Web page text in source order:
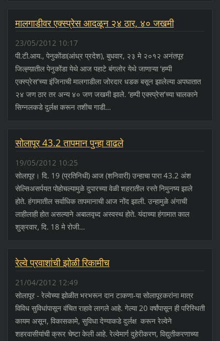
मालगाडीवर एक्स्प्रेस आदळून २४ ठार, ४० जखमी
23/05/2012 10:17
पी.टी.आय., पेनुकोंडा(आंध्र प्रदेश), बुधवार, २३ मे २०१२ अनंतपूर
जिल्ह्य़ातील पेनुकोंडा येथे आज पहाटे बंगलोर येथे जाणाऱ्या ‘हम्पी
एक्स्प्रेस’च्या इंजिनाची मालगाडीला जोरदार धडक बसून झालेल्या अपघातात
२४ जण ठार तर अन्य ४० जण जखमी झाले. ‘हम्पी एक्स्प्रेस’च्या चालकाने
सिग्नलकडे दुर्लक्ष करून तशीच गाडी...
सोलापूर 43.2 तापमान पुन्हा वाढले
19/05/2012 10:25
सोलापूर। दि. 19 (प्रतिनिधी) आज (शनिवारी) उन्हाचा पारा 43.2 अंश
सेल्सिअसर्पयत पोहोचल्यामुळे दुपारच्या वेळी शहरातील रस्ते निमुनष्य झाले
होते. हंगामातील सर्वाधिक तापमानाची आज नोंद झाली. उन्हामुळे अंगाची
लाहीलाही होत असल्याने अबालवृध्द अस्वस्थ होते. यंदाच्या हंगामात काल
शुक्रवार, दि. 18 मे रोजी...
रेल्वे प्रवाशांची झोळी रिकामीच
21/04/2012 12:49
सोलापूर - रेल्वेच्या झोळीत भरभरून दान टाकणा-या सोलापूरकरांना मात्र
विविध सुविधांपासून वंचित राहावे लागले आहे. गेल्या 20 वर्षांपासून ही परिस्थिती
कायम असून, विकासकामे, सुविधा देण्याकडे दुर्लक्ष करून रेल्वेने
शहरवासीयांची क्रूर चेष्टा केली आहे. रेल्वेमार्ग दुहेरीकरण, विद्युतीकरणाच्या